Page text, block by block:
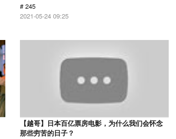
# 245
2021-05-24 09:25
【越哥】日本百亿票房电影，为什么我们会怀念
那些穷苦的日子？